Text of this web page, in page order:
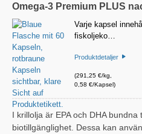
Omega-3 Premium PLUS
Varje kapsel
fiskoljeko…
Produktdetaljer
(291,25 €/kg,
0,58 €/Kapsel)
I krillolja är EPA och DHA
biotillgänglighet. Dessa kan